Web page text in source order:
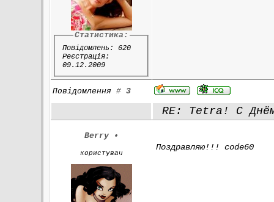
Статистика:
Повідомлень: 620
Реєстрація:
09.12.2009
Повідомлення#3
RE: Tetra! С
Berry •
користувач
Поздравляю!!! code60